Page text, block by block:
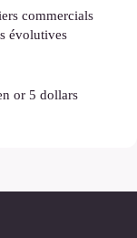
commercials
évolutives
or 5 dollars